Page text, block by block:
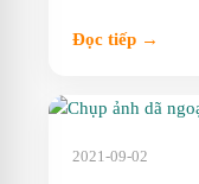
Đọc tiếp →
2021-09-02